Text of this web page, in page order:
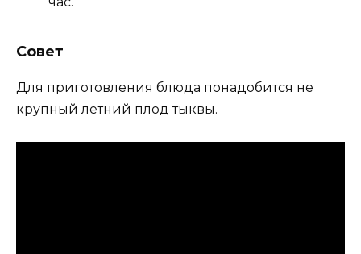
Совет
Для приготовления блюда понадобится не
крупный летний плод тыквы.